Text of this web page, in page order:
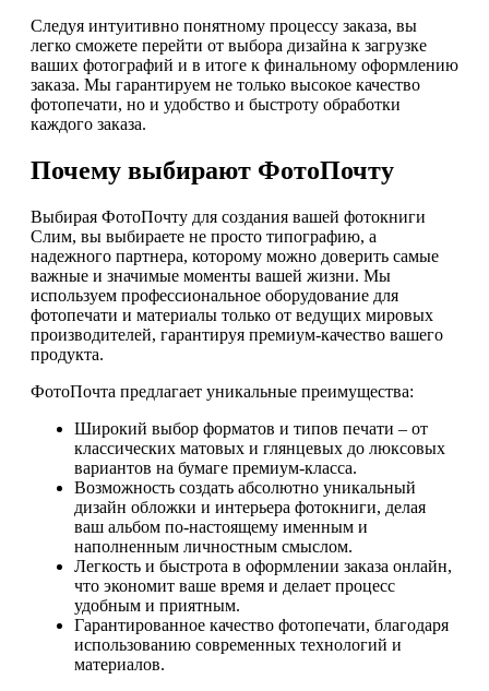
Следуя интуитивно понятному процессу заказа, вы
легко сможете перейти от выбора дизайна к загрузке
ваших фотографий и в итоге к финальному оформлению
заказа. Мы гарантируем не только высокое качество
фотопечати, но и удобство и быстроту обработки
каждого заказа.
Почему выбирают ФотоПочту
Выбирая ФотоПочту для создания вашей фотокниги
Слим, вы выбираете не просто типографию, а
надежного партнера, которому можно доверить самые
важные и значимые моменты вашей жизни. Мы
используем профессиональное оборудование для
фотопечати и материалы только от ведущих мировых
производителей, гарантируя премиум-качество вашего
продукта.
ФотоПочта предлагает уникальные преимущества:
Широкий выбор форматов и типов печати – от
классических матовых и глянцевых до люксовых
вариантов на бумаге премиум-класса.
Возможность создать абсолютно уникальный
дизайн обложки и интерьера фотокниги, делая
ваш альбом по-настоящему именным и
наполненным личностным смыслом.
Легкость и быстрота в оформлении заказа онлайн,
что экономит ваше время и делает процесс
удобным и приятным.
Гарантированное качество фотопечати, благодаря
использованию современных технологий и
материалов.